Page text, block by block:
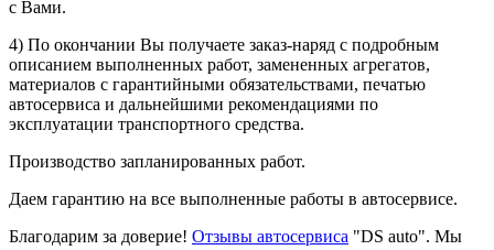
с Вами.
4) По окончании Вы получаете заказ-наряд с подробным
описанием выполненных работ, замененных агрегатов,
материалов с гарантийными обязательствами, печатью
автосервиса и дальнейшими рекомендациями по
эксплуатации транспортного средства.
Производство запланированных работ.
Даем гарантию на все выполненные работы в автосервисе.
Благодарим за доверие! Отзывы автосервиса "DS auto". Мы